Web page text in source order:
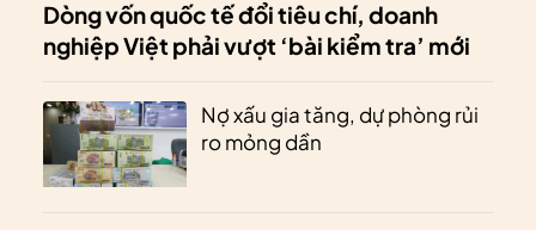
Dòng vốn quốc tế đổi tiêu chí, doanh
nghiệp Việt phải vượt ‘bài kiểm tra’ mới
Nợ xấu gia tăng, dự phòng rủi
ro mỏng dần